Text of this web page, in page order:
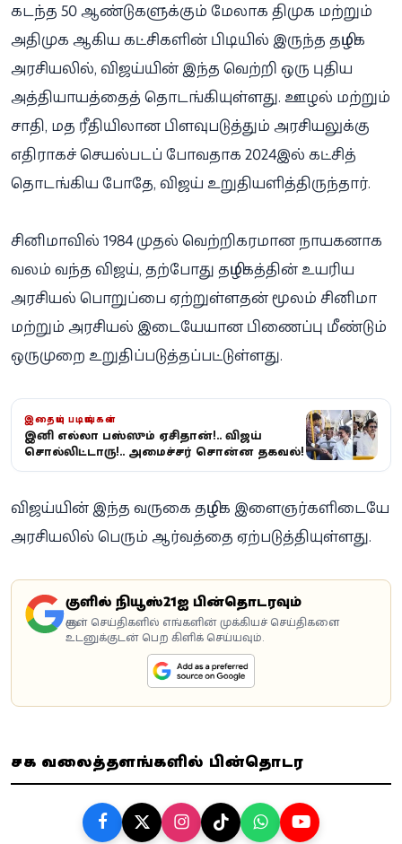
கடந்த 50 ஆண்டுகளுக்கும் மேலாக திமுக மற்றும்
அதிமுக ஆகிய கட்சிகளின் பிடியில் இருந்த தமிழக
அரசியலில், விஜய்யின் இந்த வெற்றி ஒரு புதிய
அத்தியாயத்தைத் தொடங்கியுள்ளது. ஊழல் மற்றும்
சாதி, மத ரீதியிலான பிளவுபடுத்தும் அரசியலுக்கு
எதிராகச் செயல்படப் போவதாக 2024இல் கட்சித்
தொடங்கிய போதே, விஜய் உறுதியளித்திருந்தார்.
சினிமாவில் 1984 முதல் வெற்றிகரமான நாயகனாக
வலம் வந்த விஜய், தற்போது தமிழகத்தின் உயரிய
அரசியல் பொறுப்பை ஏற்றுள்ளதன் மூலம் சினிமா
மற்றும் அரசியல் இடையேயான பிணைப்பு மீண்டும்
ஒருமுறை உறுதிப்படுத்தப்பட்டுள்ளது.
இதையும் படியுங்கள்
இனி எல்லா பஸ்ஸும் ஏசிதான்!.. விஜய்
சொல்லிட்டாரு!.. அமைச்சர் சொன்ன தகவல்!
விஜய்யின் இந்த வருகை தமிழக இளைஞர்களிடையே
அரசியலில் பெரும் ஆர்வத்தை ஏற்படுத்தியுள்ளது.
கூகுளில் நியூஸ்21ஐ பின்தொடரவும்
கூகுள் செய்திகளில் எங்களின் முக்கியச் செய்திகளை
உடனுக்குடன் பெற கிளிக் செய்யவும்.
சமூக வலைத்தளங்களில் பின்தொடர